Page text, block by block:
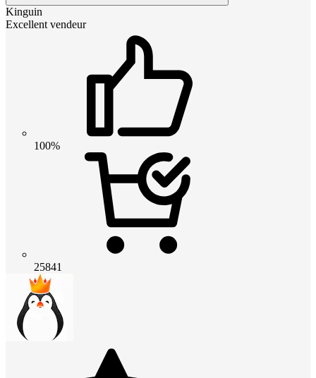
Kinguin
Excellent vendeur
100%
25841